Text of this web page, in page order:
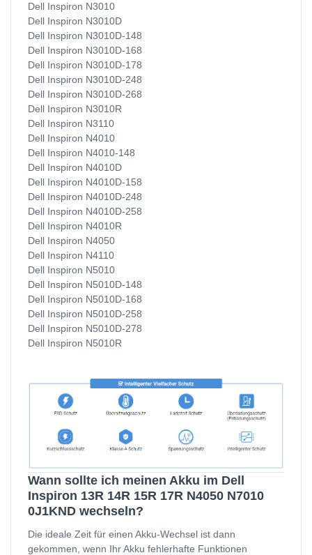
Dell Inspiron N3010
Dell Inspiron N3010D
Dell Inspiron N3010D-148
Dell Inspiron N3010D-168
Dell Inspiron N3010D-178
Dell Inspiron N3010D-248
Dell Inspiron N3010D-268
Dell Inspiron N3010R
Dell Inspiron N3110
Dell Inspiron N4010
Dell Inspiron N4010-148
Dell Inspiron N4010D
Dell Inspiron N4010D-158
Dell Inspiron N4010D-248
Dell Inspiron N4010D-258
Dell Inspiron N4010R
Dell Inspiron N4050
Dell Inspiron N4110
Dell Inspiron N5010
Dell Inspiron N5010D-148
Dell Inspiron N5010D-168
Dell Inspiron N5010D-258
Dell Inspiron N5010D-278
Dell Inspiron N5010R
Wann sollte ich meinen Akku im Dell
Inspiron 13R 14R 15R 17R N4050 N7010
0J1KND wechseln?
Die ideale Zeit für einen Akku-Wechsel ist dann
gekommen, wenn Ihr Akku fehlerhafte Funktionen